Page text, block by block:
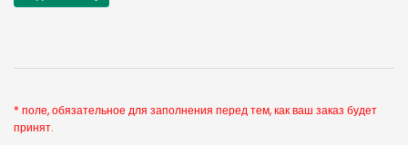
* поле, обязательное для заполнения перед тем, как ваш заказ будет
принят.